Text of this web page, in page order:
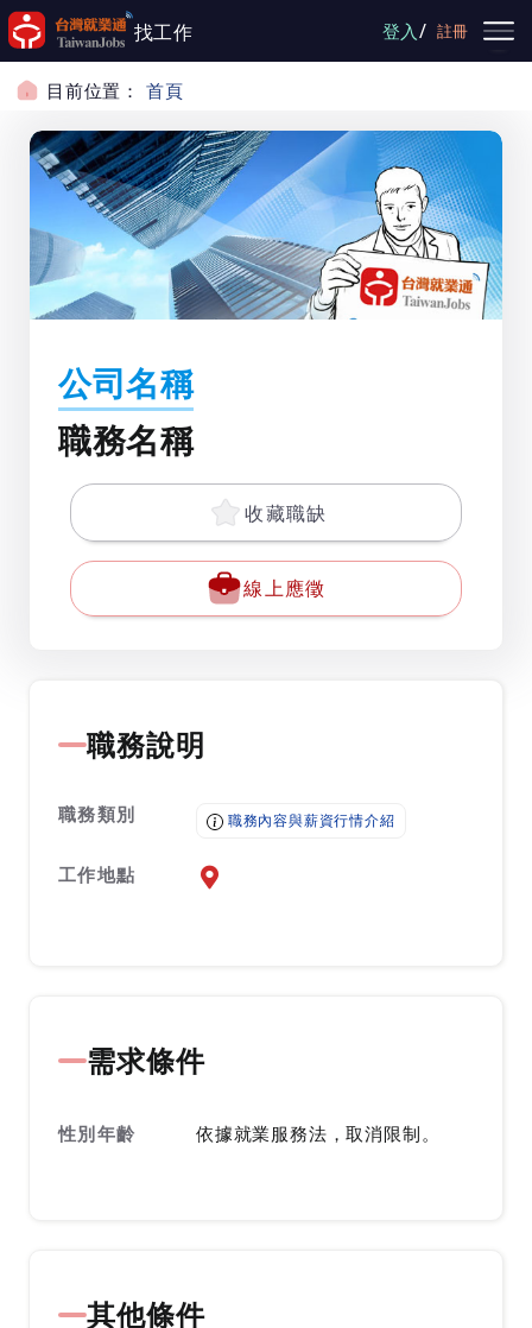
跳到主要內容
找工作 登入/ 註冊
目前位置： 首頁
公司名稱
職務名稱
收藏職缺
線上應徵
職務說明
職務類別 職務內容與薪資行情介紹
工作地點 前往查看地圖
需求條件
性別年齡 依據就業服務法，取消限制。
其他條件